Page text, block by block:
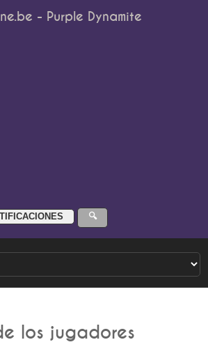
- Purple Dynamite
los jugadores